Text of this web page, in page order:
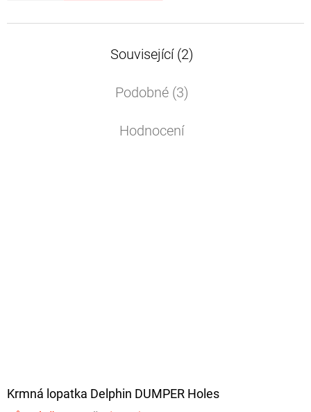
Související (2)
Podobné (3)
Hodnocení
Krmná lopatka Delphin DUMPER Holes